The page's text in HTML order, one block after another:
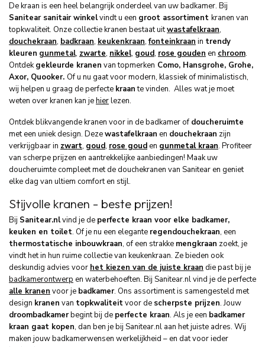
De kraan is een heel belangrijk onderdeel van uw badkamer. Bij
Sanitear sanitair winkelvindt u een groot assortiment kranen van
topkwaliteit. Onze collectie kranen bestaat uitwastafelkraan,
douchekraan, badkraan, keukenkraan,fonteinkraan in trendy
kleuren gunmetal, zwarte, nikkel, goud, rose gouden en chroom.
Ontdekgekleurde kranen van topmerken Como, Hansgrohe, Grohe,
Axor, Quooker. Of u nu gaat voor modern, klassiek of minimalistisch,
wij helpen u graag de perfecte kraante vinden. Alles wat je moet
weten over kranen kan jehierlezen.
Ontdek blikvangende kranen voor in de badkamer of doucheruimte
met een uniek design. Dezewastafelkraan en douchekraan zijn
verkrijgbaar in zwart, goud, rose gouden gunmetal kraan. Profiteer
van scherpe prijzen en aantrekkelijke aanbiedingen! Maak uw
doucheruimte compleet met de douchekranen van Sanitear en geniet
elke dag van ultiem comfort en stijl.
Stijvolle kranen - beste prijzen!
Bij Sanitear.nlvind je de perfecte kraan voor elke badkamer,
keuken en toilet. Of je nu een elegante regendouchekraan, een
thermostatische inbouwkraan, of een strakke mengkraan zoekt, je
vindt het in hun ruime collectie van keukenkraan. Ze bieden ook
deskundig advies voor het kiezen van de juiste kraan die past bij je
badkamerontwerp en waterbehoeften. Bij Sanitear.nl vind je de perfecte
alle kranen voor je badkamer. Ons assortiment is samengesteld met
design kranen van topkwaliteitvoor de scherpste prijzen. Jouw
droombadkamerbegint bij de perfecte kraan. Als je een badkamer
kraan gaat kopen, dan ben je bij Sanitear.nl aan het juiste adres. Wij
maken jouw badkamerwensen werkelijkheid – en dat voor ieder